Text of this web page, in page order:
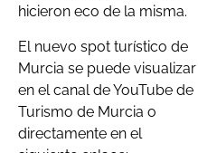
hicieron eco de la misma.
El nuevo spot turístico de
Murcia se puede visualizar
en el canal de YouTube de
Turismo de Murcia o
directamente en el